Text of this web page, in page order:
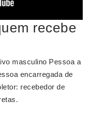
recebe
masculino Pessoa a
encarregada de
recebedor de